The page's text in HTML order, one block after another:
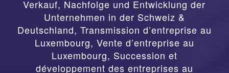
Verkauf, Nachfolge und Entwicklung der
Unternehmen in der Schweiz &
Deutschland, Transmission d’entreprise au
Luxembourg, Vente d’entreprise au
Luxembourg, Succession et
développement des entreprises au